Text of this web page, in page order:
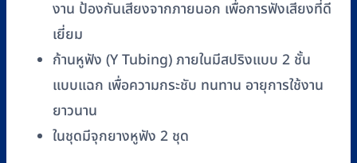
งาน ป้องกันเสียงจากภายนอก เพื่อการฟังเสียงที่ดี
เยี่ยม
ก้านหูฟัง (Y Tubing) ภายในมีสปริงแบบ 2 ชั้น
แบบแฉก เพื่อความกระชับ ทนทาน อายุการใช้งาน
ยาวนาน
ในชุดมีจุกยางหูฟัง 2 ชุด